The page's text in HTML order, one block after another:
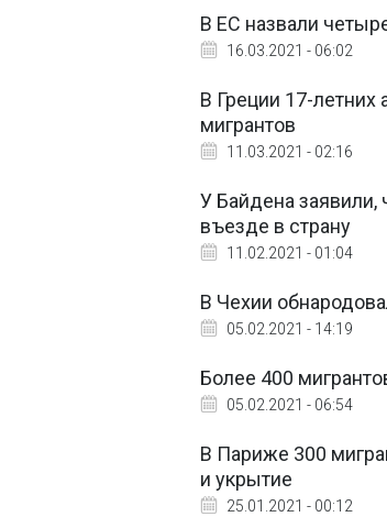
В ЕС назвали
16.03.2021 - 06:02
В Греции 17-летних
мигрантов
11.03.2021 - 02:16
У Байдена
въезде в страну
11.02.2021 - 01:04
В Чехии
05.02.2021 - 14:19
Более 400
05.02.2021 - 06:54
В Париже 300
и укрытие
25.01.2021 - 00:12